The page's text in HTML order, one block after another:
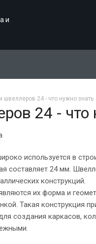
и
швеллеров 24 - что нужно знать
24 - что
используется в
составляет 24 мм.
конструкций.
их форма и
Такая конструкция
создания каркасов,